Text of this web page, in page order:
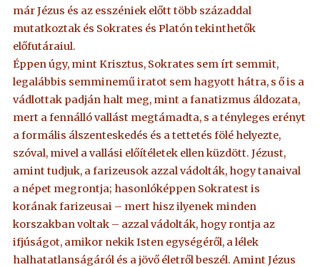
már Jézus és az esszéniek előtt több századdal
mutatkoztak és Sokrates és Platón tekinthetők
előfutáraiul.
Éppen úgy, mint Krisztus, Sokrates sem írt semmit,
legalábbis semminemű iratot sem hagyott hátra, s ő is a
vádlottak padján halt meg, mint a fanatizmus áldozata,
mert a fennálló vallást megtámadta, s a tényleges erényt
a formális álszenteskedés és a tettetés fölé helyezte,
szóval, mivel a vallási előítéletek ellen küzdött. Jézust,
amint tudjuk, a farizeusok azzal vádolták, hogy tanaival
a népet megrontja; hasonlóképpen Sokratest is
korának farizeusai – mert hisz ilyenek minden
korszakban voltak – azzal vádolták, hogy rontja az
ifjúságot, amikor nekik Isten egységéről, a lélek
halhatatlanságáról és a jövő életről beszél. Amint Jézus